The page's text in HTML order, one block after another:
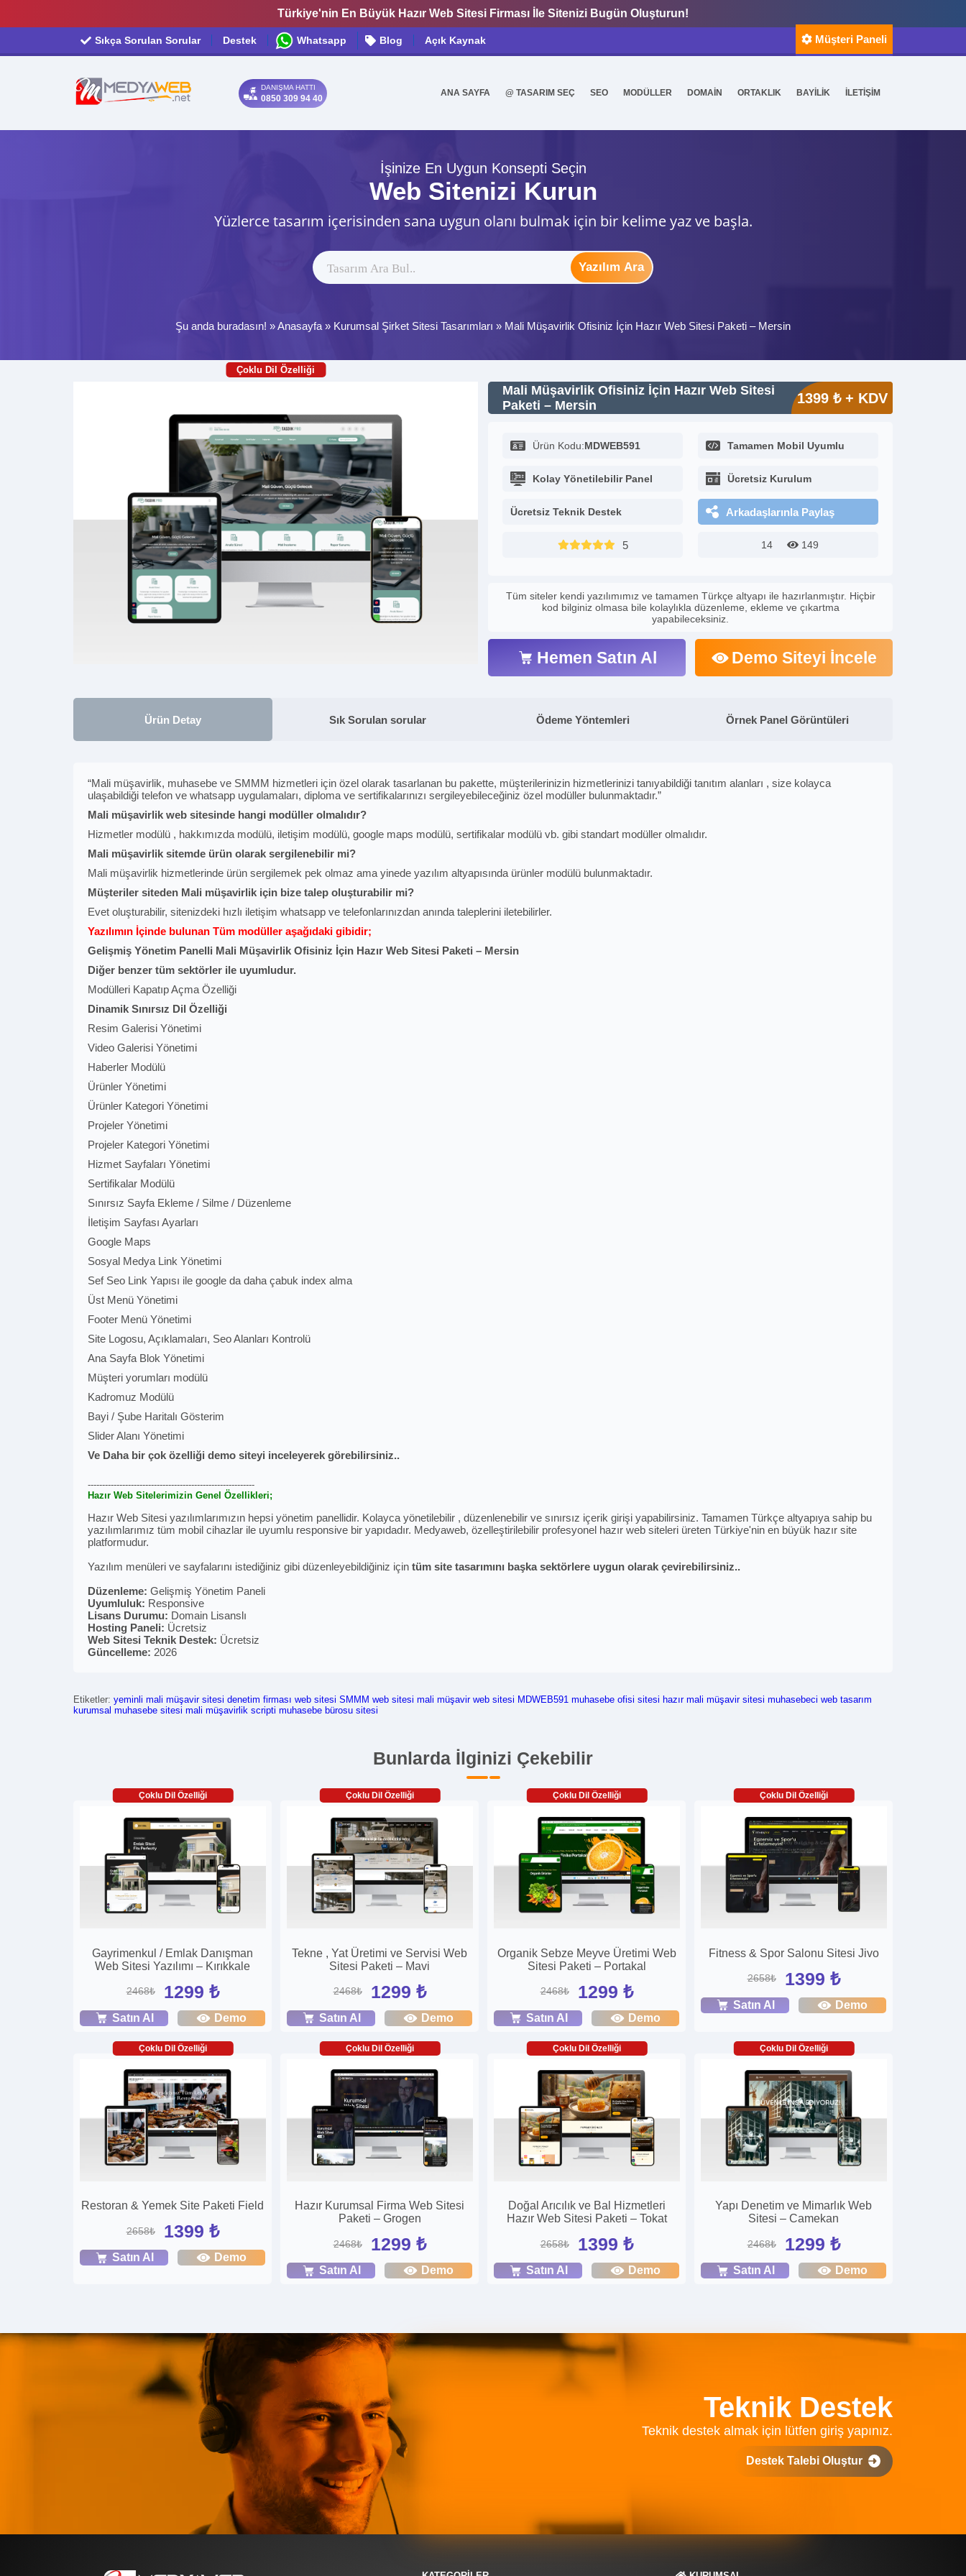
Türkiye'nin En Büyük Hazır Web Sitesi Firması İle Sitenizi Bugün Oluşturun!
Sıkça Sorulan Sorular Destek Whatsapp Blog Açık Kaynak Müşteri Paneli
DANIŞMA HATTI
0850 309 94 40
ANA SAYFA @ TASARIM SEÇ SEO MODÜLLER DOMAİN ORTAKLIK BAYİLİK İLETİŞİM
İşinize En Uygun Konsepti Seçin
Web Sitenizi Kurun
Yüzlerce tasarım içerisinden sana uygun olanı bulmak için bir kelime yaz ve başla.
Yazılım Ara
Şu anda buradasın! »Anasayfa » Kurumsal Şirket Sitesi Tasarımları » Mali Müşavirlik Ofisiniz İçin Hazır Web Sitesi Paketi – Mersin
Çoklu Dil Özelliği
Mali Müşavirlik Ofisiniz İçin Hazır Web Sitesi
Paketi – Mersin
1399 ₺ + KDV
Ürün Kodu:MDWEB591 Tamamen Mobil Uyumlu
Kolay Yönetilebilir Panel Ücretsiz Kurulum
Ücretsiz Teknik Destek Arkadaşlarınla Paylaş
5 14 149
Tüm siteler kendi yazılımımız ve tamamen Türkçe altyapı ile hazırlanmıştır. Hiçbir
kod bilginiz olmasa bile kolaylıkla düzenleme, ekleme ve çıkartma
yapabileceksiniz.
Hemen Satın Al Demo Siteyi İncele
Ürün Detay Sık Sorulan sorular Ödeme Yöntemleri Örnek Panel Görüntüleri
“Mali müşavirlik, muhasebe ve SMMM hizmetleri için özel olarak tasarlanan bu pakette, müşterilerinizin hizmetlerinizi tanıyabildiği tanıtım alanları , size kolayca
ulaşabildiği telefon ve whatsapp uygulamaları, diploma ve sertifikalarınızı sergileyebileceğiniz özel modüller bulunmaktadır.”
Mali müşavirlik web sitesinde hangi modüller olmalıdır?
Hizmetler modülü , hakkımızda modülü, iletişim modülü, google maps modülü, sertifikalar modülü vb. gibi standart modüller olmalıdır.
Mali müşavirlik sitemde ürün olarak sergilenebilir mi?
Mali müşavirlik hizmetlerinde ürün sergilemek pek olmaz ama yinede yazılım altyapısında ürünler modülü bulunmaktadır.
Müşteriler siteden Mali müşavirlik için bize talep oluşturabilir mi?
Evet oluşturabilir, sitenizdeki hızlı iletişim whatsapp ve telefonlarınızdan anında taleplerini iletebilirler.
Yazılımın İçinde bulunan Tüm modüller aşağıdaki gibidir;
Gelişmiş Yönetim Panelli Mali Müşavirlik Ofisiniz İçin Hazır Web Sitesi Paketi – Mersin
Diğer benzer tüm sektörler ile uyumludur.
Modülleri Kapatıp Açma Özelliği
Dinamik Sınırsız Dil Özelliği
Resim Galerisi Yönetimi
Video Galerisi Yönetimi
Haberler Modülü
Ürünler Yönetimi
Ürünler Kategori Yönetimi
Projeler Yönetimi
Projeler Kategori Yönetimi
Hizmet Sayfaları Yönetimi
Sertifikalar Modülü
Sınırsız Sayfa Ekleme / Silme / Düzenleme
İletişim Sayfası Ayarları
Google Maps
Sosyal Medya Link Yönetimi
Sef Seo Link Yapısı ile google da daha çabuk index alma
Üst Menü Yönetimi
Footer Menü Yönetimi
Site Logosu, Açıklamaları, Seo Alanları Kontrolü
Ana Sayfa Blok Yönetimi
Müşteri yorumları modülü
Kadromuz Modülü
Bayi / Şube Haritalı Gösterim
Slider Alanı Yönetimi
Ve Daha bir çok özelliği demo siteyi inceleyerek görebilirsiniz..
----------------------------------------------------------
Hazır Web Sitelerimizin Genel Özellikleri;
Hazır Web Sitesi yazılımlarımızın hepsi yönetim panellidir. Kolayca yönetilebilir , düzenlenebilir ve sınırsız içerik girişi yapabilirsiniz. Tamamen Türkçe altyapıya sahip bu
yazılımlarımız tüm mobil cihazlar ile uyumlu responsive bir yapıdadır. Medyaweb, özelleştirilebilir profesyonel hazır web siteleri üreten Türkiye'nin en büyük hazır site
platformudur.
Yazılım menüleri ve sayfalarını istediğiniz gibi düzenleyebildiğiniz için tüm site tasarımını başka sektörlere uygun olarak çevirebilirsiniz..
Düzenleme: Gelişmiş Yönetim Paneli
Uyumluluk: Responsive
Lisans Durumu: Domain Lisanslı
Hosting Paneli: Ücretsiz
Web Sitesi Teknik Destek: Ücretsiz
Güncelleme: 2026
Etiketler: yeminli mali müşavir sitesi denetim firması web sitesi SMMM web sitesi mali müşavir web sitesi MDWEB591 muhasebe ofisi sitesi hazır mali müşavir sitesi muhasebeci web tasarım
kurumsal muhasebe sitesi mali müşavirlik scripti muhasebe bürosu sitesi
Bunlarda İlginizi Çekebilir
Çoklu Dil Özelliği
Gayrimenkul / Emlak Danışman
Web Sitesi Yazılımı – Kırıkkale
2468₺ 1299 ₺
Satın Al Demo
Çoklu Dil Özelliği
Tekne , Yat Üretimi ve Servisi Web
Sitesi Paketi – Mavi
2468₺ 1299 ₺
Satın Al Demo
Çoklu Dil Özelliği
Organik Sebze Meyve Üretimi Web
Sitesi Paketi – Portakal
2468₺ 1299 ₺
Satın Al Demo
Çoklu Dil Özelliği
Fitness & Spor Salonu Sitesi Jivo
2658₺ 1399 ₺
Satın Al Demo
Çoklu Dil Özelliği
Restoran & Yemek Site Paketi Field
2658₺ 1399 ₺
Satın Al Demo
Çoklu Dil Özelliği
Hazır Kurumsal Firma Web Sitesi
Paketi – Grogen
2468₺ 1299 ₺
Satın Al Demo
Çoklu Dil Özelliği
Doğal Arıcılık ve Bal Hizmetleri
Hazır Web Sitesi Paketi – Tokat
2658₺ 1399 ₺
Satın Al Demo
Çoklu Dil Özelliği
Yapı Denetim ve Mimarlık Web
Sitesi – Camekan
2468₺ 1299 ₺
Satın Al Demo
Teknik Destek
Teknik destek almak için lütfen giriş yapınız.
Destek Talebi Oluştur